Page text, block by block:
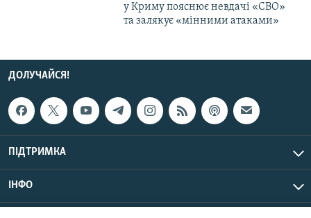
у Криму пояснює невдачі «СВО»
та залякує «мінними атаками»
ДОЛУЧАЙСЯ!
ПІДТРИМКА
ІНФО